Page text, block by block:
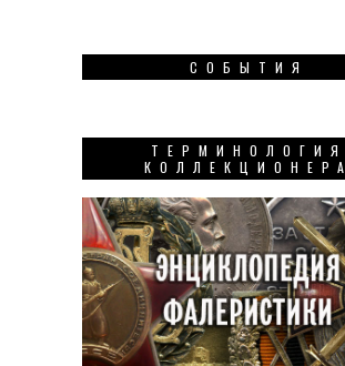
СОБЫТИЯ
ТЕРМИНОЛОГИЯ
КОЛЛЕКЦИОНЕРА